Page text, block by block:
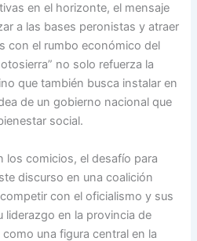
en el horizonte, el mensaje
a las bases peronistas y atraer
con el rumbo económico del
no solo refuerza la
que también busca instalar en
de un gobierno nacional que
social.
los comicios, el desafío para
discurso en una coalición
con el oficialismo y sus
liderazgo en la provincia de
una figura central en la